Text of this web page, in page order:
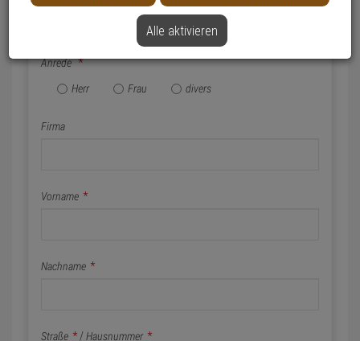
Name & Anschrift
Anrede *
Herr
Frau divers
Firma
Vorname *
Nachname *
Straße * /Hausnummer *
Alle aktivieren